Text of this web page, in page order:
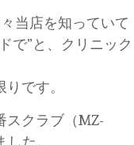
当店を知っていて
で”と、クリニック
です。
スクラブ（MZ-
た。